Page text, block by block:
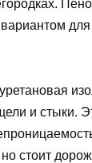
и стыки.
стоит